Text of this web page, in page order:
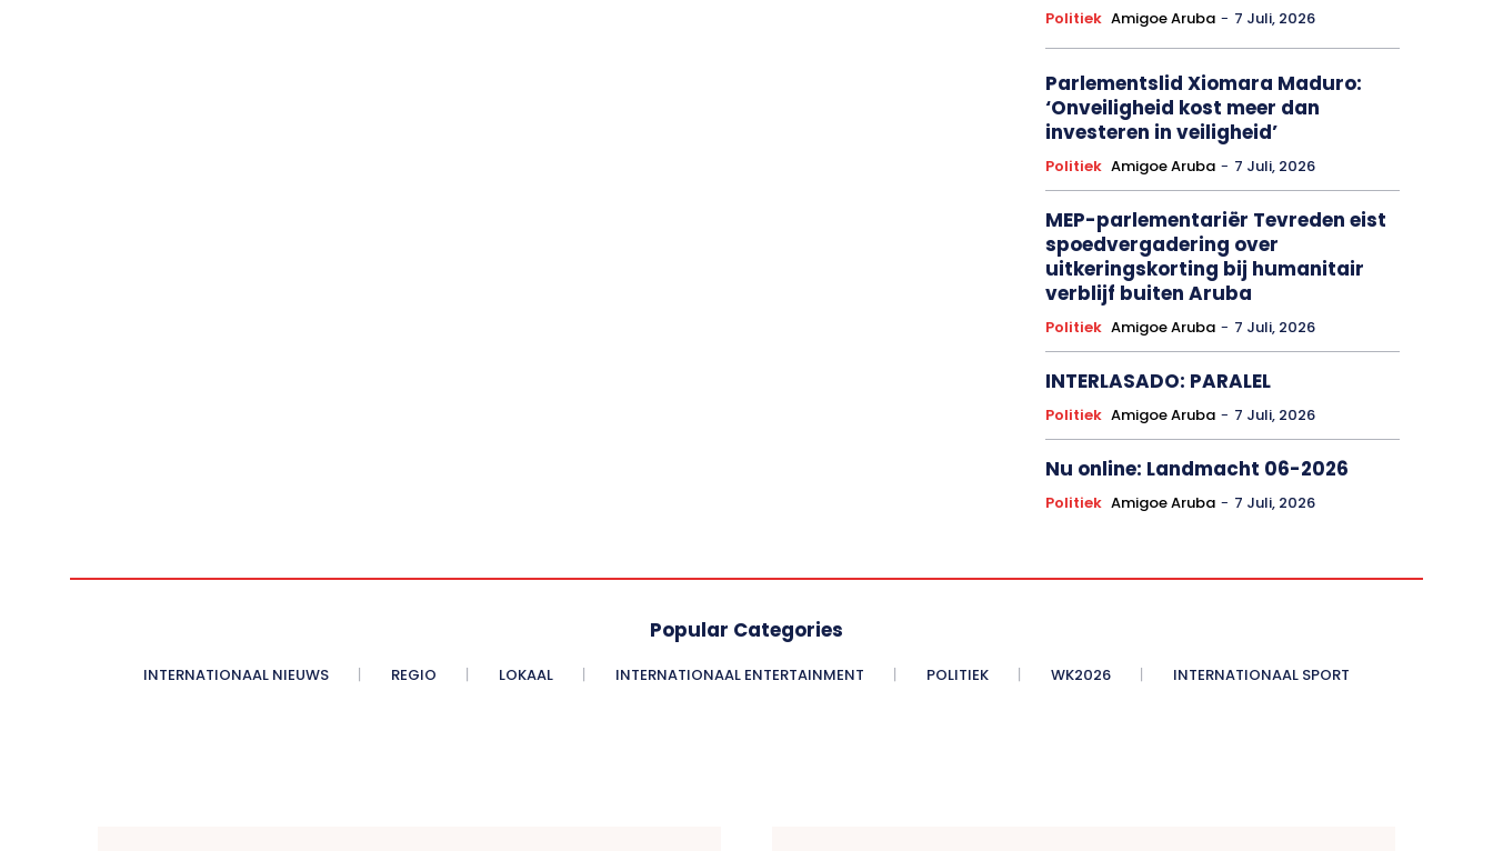
Politiek Amigoe Aruba - 7 Juli, 2026
Parlementslid Xiomara Maduro:
‘Onveiligheid kost meer dan
investeren in veiligheid’
Politiek Amigoe Aruba - 7 Juli, 2026
MEP-parlementariër Tevreden eist
spoedvergadering over
uitkeringskorting bij humanitair
verblijf buiten Aruba
Politiek Amigoe Aruba - 7 Juli, 2026
INTERLASADO: PARALEL
Politiek Amigoe Aruba - 7 Juli, 2026
Nu online: Landmacht 06-2026
Politiek Amigoe Aruba - 7 Juli, 2026
Popular Categories
INTERNATIONAAL NIEUWS REGIO LOKAAL INTERNATIONAAL ENTERTAINMENT POLITIEK WK2026 INTERNATIONAAL SPORT